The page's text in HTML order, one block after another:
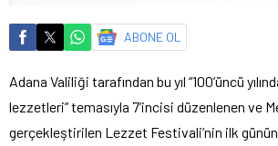
ABONE OL
Adana Valiliği tarafından bu yıl “100’üncü
lezzetleri” temasıyla 7’incisi düzenlenen ve
gerçekleştirilen Lezzet Festivali’nin ilk